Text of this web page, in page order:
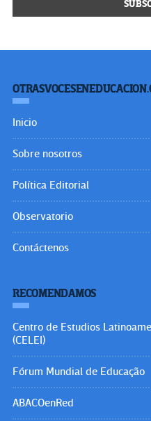
Inicio
Sobre nosotros
Política Editorial
Observatorio
Contáctenos
RECOMENDAMOS
Centro de Estudios
(CELEI)
Fórum Mundial de Educação
ABACOenRed